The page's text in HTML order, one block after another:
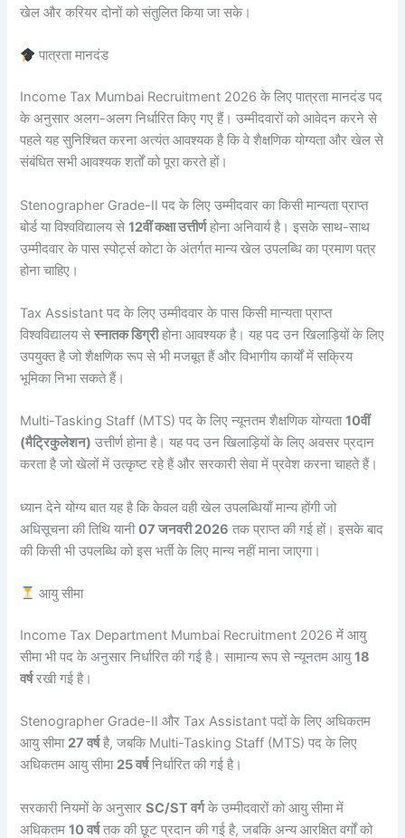
खेल और करियर दोनों को संतुलित किया जा सके।
पात्रता मानदंड
Income Tax Mumbai Recruitment 2026 के लिए पात्रता मानदंड पद
के अनुसार अलग-अलग निर्धारित किए गए हैं। उम्मीदवारों को आवेदन करने से
पहले यह सुनिश्चित करना अत्यंत आवश्यक है कि वे शैक्षणिक योग्यता और खेल से
संबंधित सभी आवश्यक शर्तों को पूरा करते हों।
Stenographer Grade-II पद के लिए उम्मीदवार का किसी मान्यता प्राप्त
बोर्ड या विश्वविद्यालय से12वीं कक्षा उत्तीर्णहोना अनिवार्य है। इसके साथ-साथ
उम्मीदवार के पास स्पोर्ट्स कोटा के अंतर्गत मान्य खेल उपलब्धि का प्रमाण पत्र
होना चाहिए।
Tax Assistant पद के लिए उम्मीदवार के पास किसी मान्यता प्राप्त
विश्वविद्यालय सेस्नातक डिग्रीहोना आवश्यक है। यह पद उन खिलाड़ियों के लिए
उपयुक्त है जो शैक्षणिक रूप से भी मजबूत हैं और विभागीय कार्यों में सक्रिय
भूमिका निभा सकते हैं।
Multi-Tasking Staff (MTS) पद के लिए न्यूनतम शैक्षणिक योग्यता10वीं
(मैट्रिकुलेशन) उत्तीर्ण होना है। यह पद उन खिलाड़ियों के लिए अवसर प्रदान
करता है जो खेलों में उत्कृष्ट रहे हैं और सरकारी सेवा में प्रवेश करना चाहते हैं।
ध्यान देने योग्य बात यह है कि केवल वही खेल उपलब्धियाँ मान्य होंगी जो
अधिसूचना की तिथि यानी07 जनवरी 2026 तक प्राप्त की गई हों। इसके बाद
की किसी भी उपलब्धि को इस भर्ती के लिए मान्य नहीं माना जाएगा।
आयु सीमा
Income Tax Department Mumbai Recruitment 2026 में आयु
सीमा भी पद के अनुसार निर्धारित की गई है। सामान्य रूप से न्यूनतम आयु18
वर्षरखी गई है।
Stenographer Grade-II और Tax Assistant पदों के लिए अधिकतम
आयु सीमा 27 वर्षहै, जबकि Multi-Tasking Staff (MTS) पद के लिए
अधिकतम आयु सीमा 25 वर्षनिर्धारित की गई है।
सरकारी नियमों के अनुसारSC/ST वर्गके उम्मीदवारों को आयु सीमा में
अधिकतम10 वर्षतक की छूट प्रदान की गई है, जबकि अन्य आरक्षित वर्गों को